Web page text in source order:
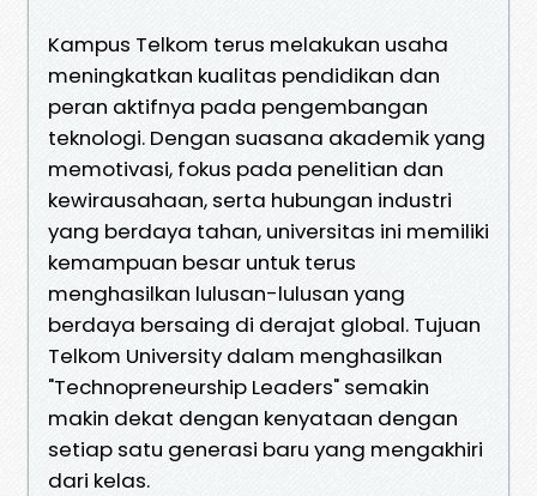
Kampus Telkom terus melakukan usaha
meningkatkan kualitas pendidikan dan
peran aktifnya pada pengembangan
teknologi. Dengan suasana akademik yang
memotivasi, fokus pada penelitian dan
kewirausahaan, serta hubungan industri
yang berdaya tahan, universitas ini memiliki
kemampuan besar untuk terus
menghasilkan lulusan-lulusan yang
berdaya bersaing di derajat global. Tujuan
Telkom University dalam menghasilkan
"Technopreneurship Leaders" semakin
makin dekat dengan kenyataan dengan
setiap satu generasi baru yang mengakhiri
dari kelas.